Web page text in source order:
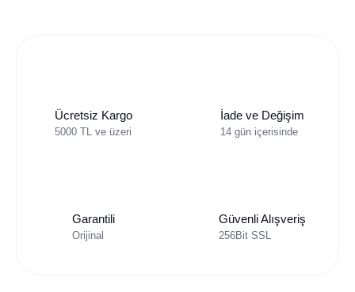
Ücretsiz Kargo
5000 TL ve üzeri
İade ve Değişim
14 gün içerisinde
Garantili
Orijinal
Güvenli Alışveriş
256Bit SSL